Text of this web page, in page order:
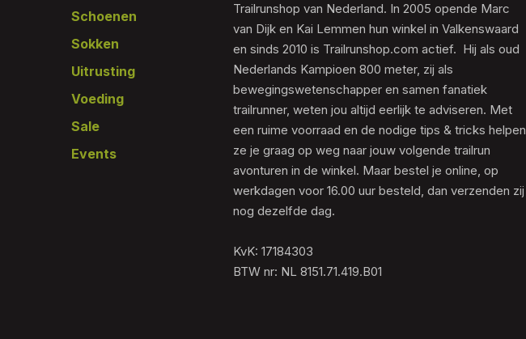
Schoenen
Sokken
Uitrusting
Voeding
Sale
Events
Trailrunshop van Nederland. In 2005 opende Marc
van Dijk en Kai Lemmen hun winkel in Valkenswaard
en sinds 2010 is Trailrunshop.com actief. Hij als oud
Nederlands Kampioen 800 meter, zij als
bewegingswetenschapper en samen fanatiek
trailrunner, weten jou altijd eerlijk te adviseren. Met
een ruime voorraad en de nodige tips & tricks helpen
ze je graag op weg naar jouw volgende trailrun
avonturen in de winkel. Maar bestel je online, op
werkdagen voor 16.00 uur besteld, dan verzenden zij
nog dezelfde dag.
KvK: 17184303
BTW nr: NL 8151.71.419.B01